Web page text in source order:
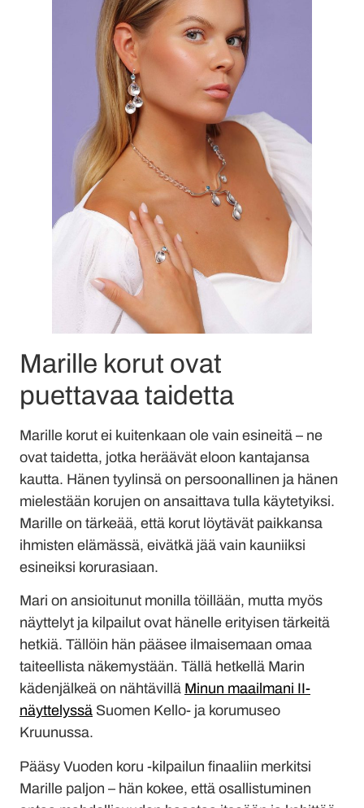
Marille korut ovat
puettavaa taidetta
Marille korut ei kuitenkaan ole vain esineitä – ne
ovat taidetta, jotka heräävät eloon kantajansa
kautta. Hänen tyylinsä on persoonallinen ja hänen
mielestään korujen on ansaittava tulla käytetyiksi.
Marille on tärkeää, että korut löytävät paikkansa
ihmisten elämässä, eivätkä jää vain kauniiksi
esineiksi korurasiaan.
Mari on ansioitunut monilla töillään, mutta myös
näyttelyt ja kilpailut ovat hänelle erityisen tärkeitä
hetkiä. Tällöin hän pääsee ilmaisemaan omaa
taiteellista näkemystään. Tällä hetkellä Marin
kädenjälkeä on nähtävillä Minun maailmani II-
näyttelyssä Suomen Kello- ja korumuseo
Kruunussa.
Pääsy Vuoden koru -kilpailun finaaliin merkitsi
Marille paljon – hän kokee, että osallistuminen